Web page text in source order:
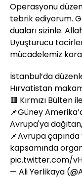
Operasyonu
tebrik ediyorum.
duaları sizinle.
Uyuşturucu
mücadelemiz
İstanbul’da
Hırvatistan
🟥 Kırmızı Bülten
📌Güney
Avrupa'ya dağıtan,
📌Avrupa
kapsamında
pic.twitter.com/
— Ali Yerlikaya